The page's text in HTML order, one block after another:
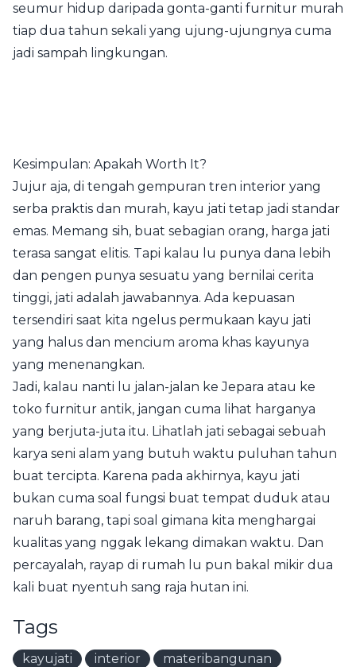
seumur hidup daripada gonta-ganti furnitur murah
tiap dua tahun sekali yang ujung-ujungnya cuma
jadi sampah lingkungan.
Kesimpulan: Apakah Worth It?
Jujur aja, di tengah gempuran tren interior yang
serba praktis dan murah, kayu jati tetap jadi standar
emas. Memang sih, buat sebagian orang, harga jati
terasa sangat elitis. Tapi kalau lu punya dana lebih
dan pengen punya sesuatu yang bernilai cerita
tinggi, jati adalah jawabannya. Ada kepuasan
tersendiri saat kita ngelus permukaan kayu jati
yang halus dan mencium aroma khas kayunya
yang menenangkan.
Jadi, kalau nanti lu jalan-jalan ke Jepara atau ke
toko furnitur antik, jangan cuma lihat harganya
yang berjuta-juta itu. Lihatlah jati sebagai sebuah
karya seni alam yang butuh waktu puluhan tahun
buat tercipta. Karena pada akhirnya, kayu jati
bukan cuma soal fungsi buat tempat duduk atau
naruh barang, tapi soal gimana kita menghargai
kualitas yang nggak lekang dimakan waktu. Dan
percayalah, rayap di rumah lu pun bakal mikir dua
kali buat nyentuh sang raja hutan ini.
Tags
kayujati interior materibangunan